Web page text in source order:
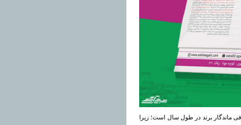
ماندگار برند در طول سال است؛ زیرا